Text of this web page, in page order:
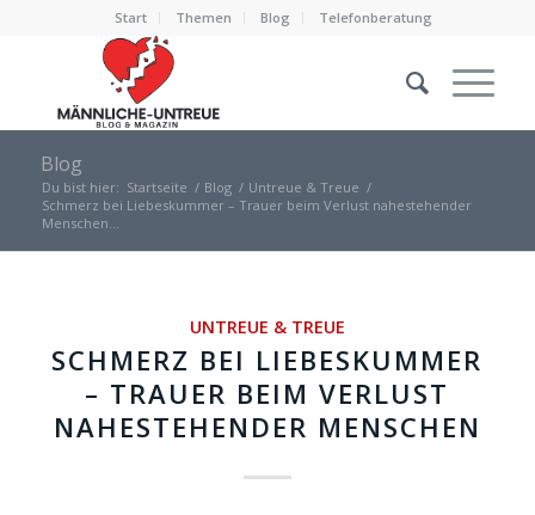
Start Themen Blog Telefonberatung
Blog
Du bist hier: Startseite / Blog / Untreue & Treue /
Schmerz bei Liebeskummer – Trauer beim Verlust nahestehender
Menschen...
UNTREUE & TREUE
SCHMERZ BEI LIEBESKUMMER
– TRAUER BEIM VERLUST
NAHESTEHENDER MENSCHEN